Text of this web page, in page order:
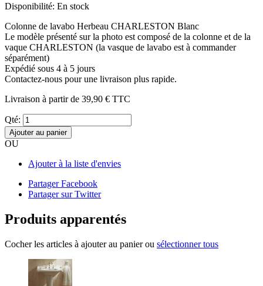
Disponibilité: En stock
Colonne de lavabo Herbeau CHARLESTON Blanc
Le modèle présenté sur la photo est composé de la colonne et de la
vaque CHARLESTON (la vasque de lavabo est à commander
séparément)
Expédié sous 4 à 5 jours
Contactez-nous pour une livraison plus rapide.
Livraison à partir de 39,90 € TTC
Qté:
Ajouter au panier
OU
Ajouter à la liste d'envies
Partager Facebook
Partager sur Twitter
Produits apparentés
Cocher les articles à ajouter au panier ou sélectionner tous